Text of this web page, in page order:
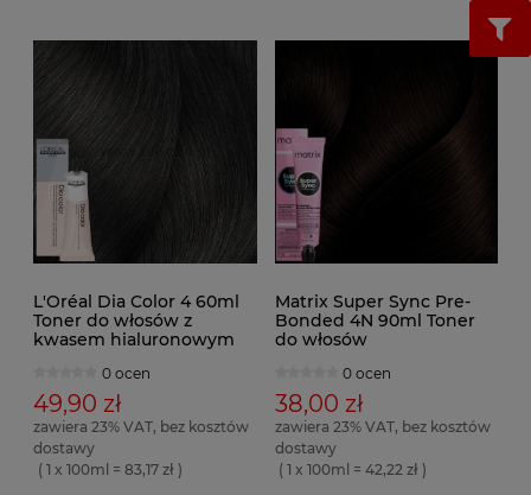
L'Oréal Dia Color 4 60ml
Toner do włosów z
kwasem hialuronowym
0 ocen
49,90 zł
zawiera 23% VAT, bez kosztów
dostawy
( 1 x 100ml = 83,17 zł )
Matrix Super Sync Pre-
Bonded 4N 90ml Toner
do włosów
0 ocen
38,00 zł
zawiera 23% VAT, bez kosztów
dostawy
( 1 x 100ml = 42,22 zł )